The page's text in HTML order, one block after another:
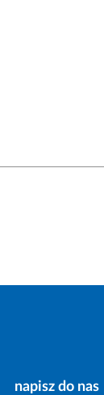
napisz do nas